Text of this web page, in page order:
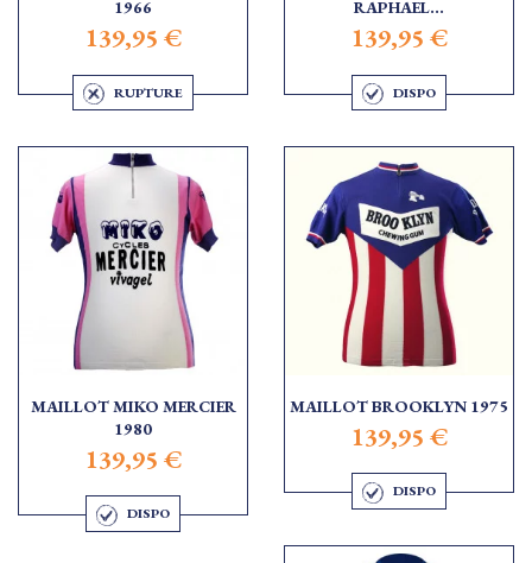
1966
139,95 €
RUPTURE
RAPHAEL...
139,95 €
DISPO
MAILLOT MIKO MERCIER
1980
139,95 €
DISPO
MAILLOT BROOKLYN 1975
139,95 €
DISPO